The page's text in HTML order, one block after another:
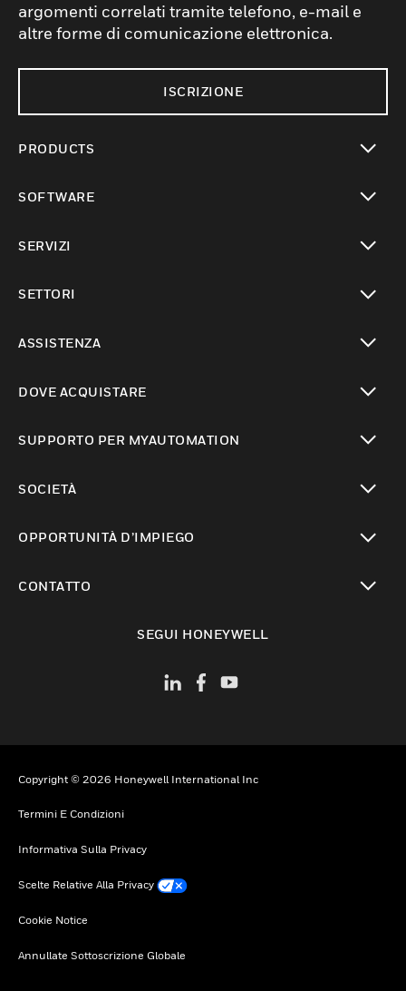
argomenti correlati tramite telefono, e-mail e
altre forme di comunicazione elettronica.
ISCRIZIONE
PRODUCTS
SOFTWARE
SERVIZI
SETTORI
ASSISTENZA
DOVE ACQUISTARE
SUPPORTO PER MYAUTOMATION
SOCIETÀ
OPPORTUNITÀ D’IMPIEGO
CONTATTO
SEGUI HONEYWELL
Copyright © 2026 Honeywell International Inc
Termini E Condizioni
Informativa Sulla Privacy
Scelte Relative Alla Privacy
Cookie Notice
Annullate Sottoscrizione Globale